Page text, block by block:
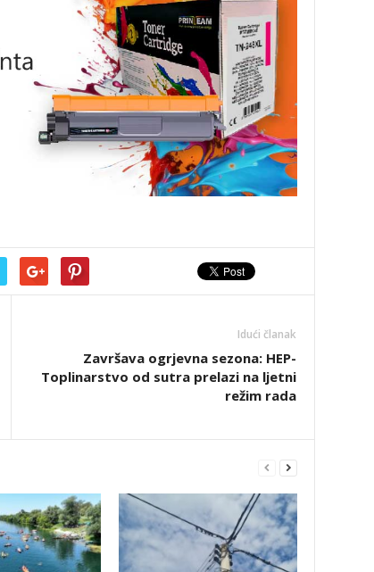
Idući članak
Završava ogrjevna sezona: HEP-
Toplinarstvo od sutra prelazi na ljetni
režim rada